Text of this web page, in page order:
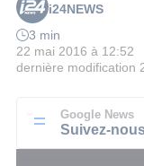
i24NEWS
3 min
22 mai 2016 à 12:52
dernière modification
Google News
Suivez-